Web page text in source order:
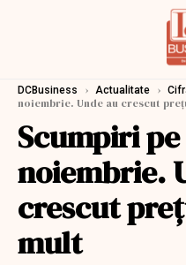
DCBusiness › Actualitate ›
noiembrie. Unde au crescut
Scumpiri
noiembrie.
crescut
mult